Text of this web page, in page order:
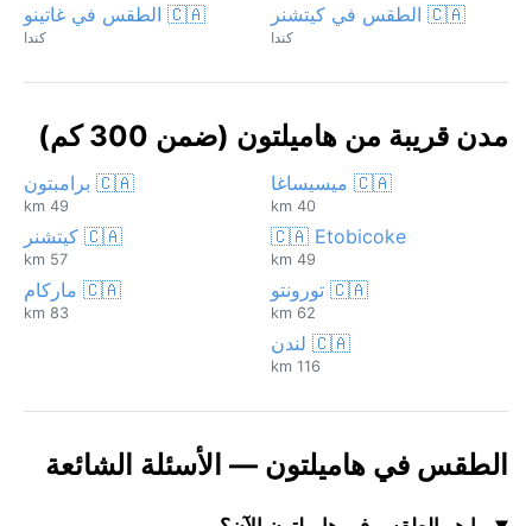
🇨🇦 الطقس في كيتشنر
كندا
🇨🇦 الطقس في غاتينو
كندا
مدن قريبة من هاميلتون (ضمن 300 كم)
🇨🇦 ميسيساغا
40 km
🇨🇦 برامبتون
49 km
🇨🇦 Etobicoke
49 km
🇨🇦 كيتشنر
57 km
🇨🇦 تورونتو
62 km
🇨🇦 ماركام
83 km
🇨🇦 لندن
116 km
الطقس في هاميلتون — الأسئلة الشائعة